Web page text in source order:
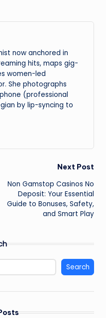
now anchored in
hits, maps gig-
women-led
She photographs
(professional
by lip-syncing to
Next Post
Non Gamstop Casinos No
Deposit: Your Essential
Guide to Bonuses, Safety,
and Smart Play
Search